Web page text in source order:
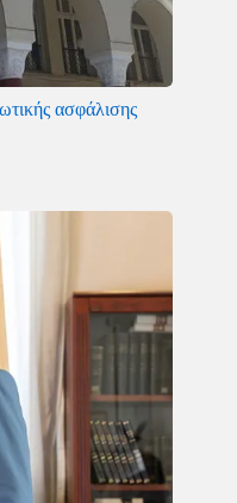
ασφάλισης